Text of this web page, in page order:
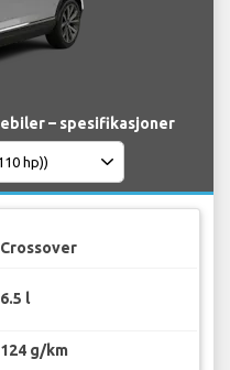
– spesifikasjoner
Crossover
6.5 l
124 g/km